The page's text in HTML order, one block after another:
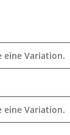
eine Variation.
eine Variation.